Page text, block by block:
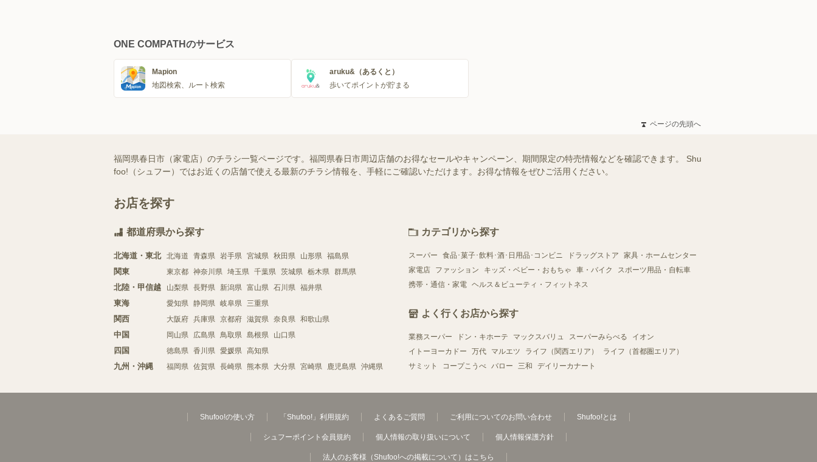
ONE COMPATHのサービス
Mapion
地図検索、ルート検索
aruku&（あるくと）
歩いてポイントが貯まる
ページの先頭へ
福岡県春日市（家電店）のチラシ一覧ページです。福岡県春日市周辺店舗のお得なセールやキャンペーン、期間限定の特売情報などを確認できます。 Shu
foo!（シュフー）ではお近くの店舗で使える最新のチラシ情報を、手軽にご確認いただけます。お得な情報をぜひご活用ください。
お店を探す
都道府県から探す
北海道・東北 北海道 青森県 岩手県 宮城県 秋田県 山形県 福島県
関東 東京都 神奈川県 埼玉県 千葉県 茨城県 栃木県 群馬県
北陸・甲信越 山梨県 長野県 新潟県 富山県 石川県 福井県
東海 愛知県 静岡県 岐阜県 三重県
関西 大阪府 兵庫県 京都府 滋賀県 奈良県 和歌山県
中国 岡山県 広島県 鳥取県 島根県 山口県
四国 徳島県 香川県 愛媛県 高知県
九州・沖縄 福岡県 佐賀県 長崎県 熊本県 大分県 宮崎県 鹿児島県 沖縄県
カテゴリから探す
スーパー 食品･菓子･飲料･酒･日用品･コンビニ ドラッグストア
家具・ホームセンター
家電店
ファッション キッズ・ベビー・おもちゃ 車・バイク
スポーツ用品・自転車
携帯・通信・家電 ヘルス＆ビューティ・フィットネス
よく行くお店から探す
業務スーパー ドン・キホーテ マックスバリュ スーパーみらべる
イオン
イトーヨーカドー
万代 マルエツ ライフ（関西エリア）
ライフ（首都圏エリア）
サミット
コープこうべ バロー 三和 デイリーカナート
Shufoo!の使い方 「Shufoo!」利用規約 よくあるご質問 ご利用についてのお問い合わせ Shufoo!とは
シュフーポイント会員規約 個人情報の取り扱いについて 個人情報保護方針
法人のお客様（Shufoo!への掲載について）はこちら